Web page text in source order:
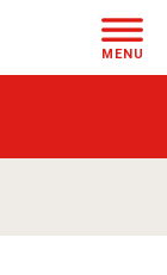
MENU